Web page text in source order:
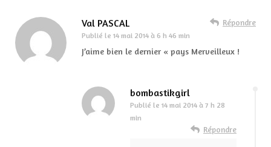
Val PASCAL
Publié le 14 mai 2014 à 6 h 46 min
Répondre
J’aime bien le dernier « pays Merveilleux !
bombastikgirl
Publié le 14 mai 2014 à 7 h 28
min
Répondre